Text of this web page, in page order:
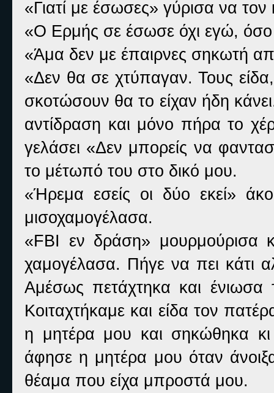
«Γιατί με έσωσες» γύρισα να
«Ο Ερμής σε έσωσε όχι εγώ, όσο
«Άμα δεν με έπαιρνες σηκωτή
«Δεν θα σε χτύπαγαν. Τους
σκοτώσουν θα το είχαν ήδη
αντίδραση και μόνο πήρα το
γελάσει «Δεν μπορείς να
το μέτωπό του στο δικό μου.
«Ήρεμα εσείς οι δύο εκεί»
μισοχαμογέλασα.
«FBI εν δράση» μουρμούρισα
χαμογέλασα. Πήγε να πει κάτι
Αμέσως πετάχτηκα και
Κοιταχτήκαμε και είδα τον
η μητέρα μου και σηκώθηκα
άφησε η μητέρα μου όταν
θέαμα που είχα μπροστά μου.